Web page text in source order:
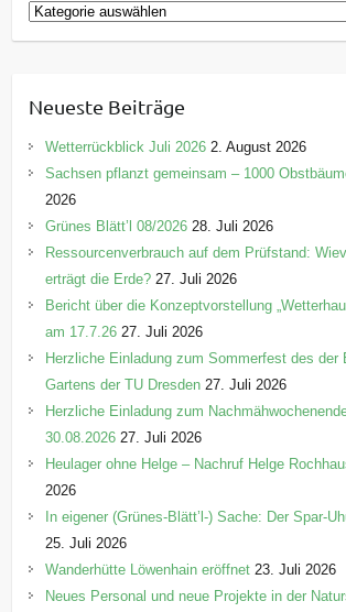
K
a
g
o
r
e
n
Neueste Beiträge
Wetterrückblick Juli 2026 2. August 2026
Sachsen pflanzt gemeinsam – 1000
2026
Grünes Blätt’l 08/2026 28. Juli 2026
Ressourcenverbrauch auf dem Prüfstand:
erträgt die Erde? 27. Juli 2026
Bericht über die Konzeptvorstellung
am 17.7.26 27. Juli 2026
Herzliche Einladung zum Sommerfest des der
Gartens der TU Dresden 27. Juli 2026
Herzliche Einladung zum
30.08.2026 27. Juli 2026
Heulager ohne Helge – Nachruf Helge
2026
In eigener (Grünes-Blätt’l-) Sache: Der Spar-
25. Juli 2026
Wanderhütte Löwenhain eröffnet 23. Juli 2026
Neues Personal und neue Projekte in der